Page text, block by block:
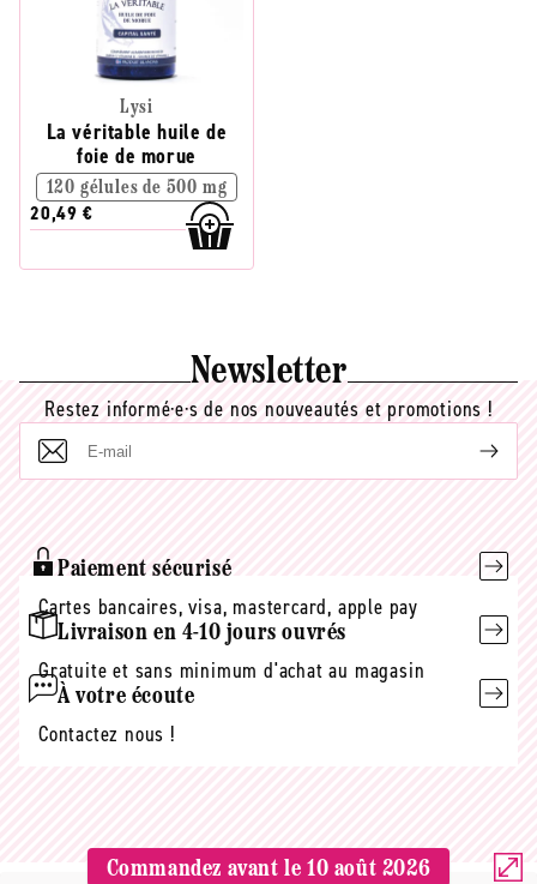
Lysi
La véritable huile de
foie de morue
120 gélules de 500 mg
20,49 €
Newsletter
Restez informé·e·s de nos nouveautés et promotions !
E-
Paiement sécurisé
Cartes bancaires, visa, mastercard, apple pay
Livraison en 4-10 jours ouvrés
Gratuite et sans minimum d'achat au magasin
À votre écoute
Contactez nous !
Commandez avant le10 août 2026